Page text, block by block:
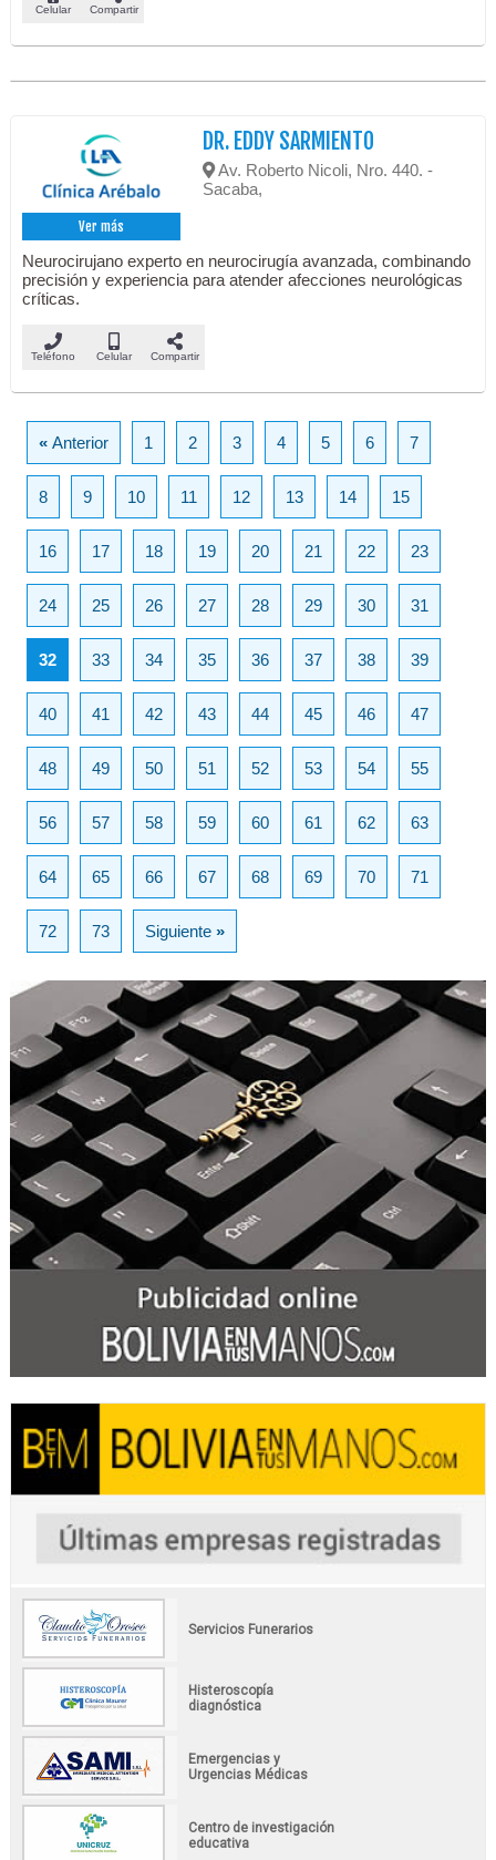
Celular Compartir
Ver más
DR. EDDY SARMIENTO
Av. Roberto Nicoli, Nro. 440. -
Sacaba,
Neurocirujano experto en neurocirugía avanzada, combinando
precisión y experiencia para atender afecciones neurológicas
críticas.
Teléfono Celular Compartir
«Anterior 1 2 3 4 5 6 7
8 9 10 11 12 13 14 15
16 17 18 19 20 21 22 23
24 25 26 27 28 29 30 31
32 33 34 35 36 37 38 39
40 41 42 43 44 45 46 47
48 49 50 51 52 53 54 55
56 57 58 59 60 61 62 63
64 65 66 67 68 69 70 71
72 73 Siguiente»
Servicios Funerarios
Histeroscopía
diagnóstica
Emergencias y
Urgencias Médicas
Centro de investigación
educativa